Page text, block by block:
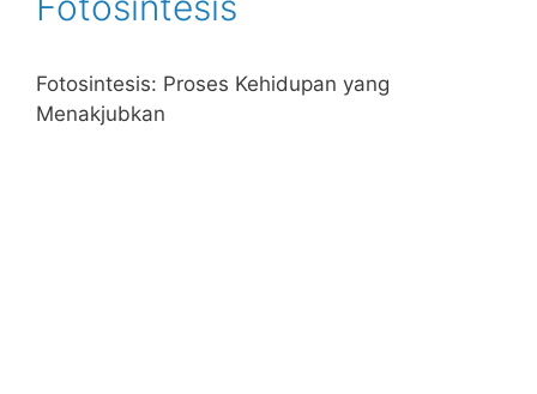
Fotosintesis: Proses Kehidupan yang
Menakjubkan